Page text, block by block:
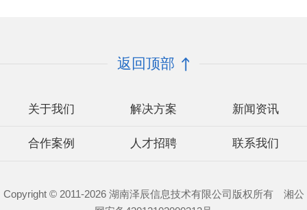
返回顶部
关于我们 解决方案 新闻资讯
合作案例 人才招聘 联系我们
Copyright © 2011-2026 湖南泽辰信息技术有限公司版权所有 湘公